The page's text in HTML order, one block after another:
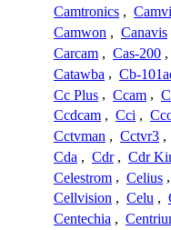
Camtronics ,
Camwon , Canavis
Carcam , Cas-200 ,
Catawba , Cb-
Cc Plus , Ccam ,
Ccdcam , Cci ,
Cctvman , Cctvr3 ,
Cda , Cdr , Cdr
Celestrom , Celius ,
Cellvision , Celu ,
Centechia ,